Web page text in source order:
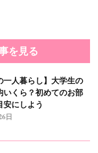
を見る
一人暮らし】大学生の
いくら？初めてのお部
安にしよう
日